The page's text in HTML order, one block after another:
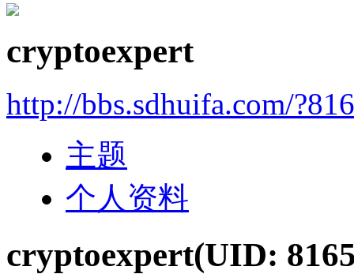
cryptoexpert
http://bbs.sdhuifa.com/
主题
个人资料
cryptoexpert(UID: